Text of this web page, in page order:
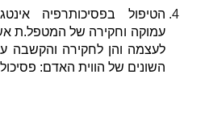
הטיפול בפסיכותרפיה
עמוקה וחקירה של המטפל.ת
לעצמה והן לחקירה והקשבה
השונים של הווית האדם: